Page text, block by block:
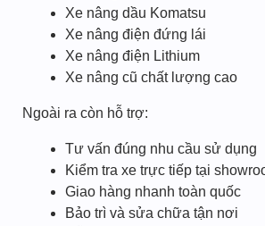
Xe nâng dầu Komatsu
Xe nâng điện đứng lái
Xe nâng điện Lithium
Xe nâng cũ chất lượng cao
Ngoài ra còn hỗ trợ:
Tư vấn đúng nhu cầu sử dụng
Kiểm tra xe trực tiếp tại
Giao hàng nhanh toàn quốc
Bảo trì và sửa chữa tận nơi